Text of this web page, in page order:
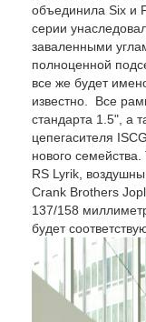
объединила Six и
серии
заваленными
полноценной
все же будет
известно. Все
стандарта 1.5", а
цепегасителя
нового
RS Lyrik,
Crank Brothers
137/158
будет